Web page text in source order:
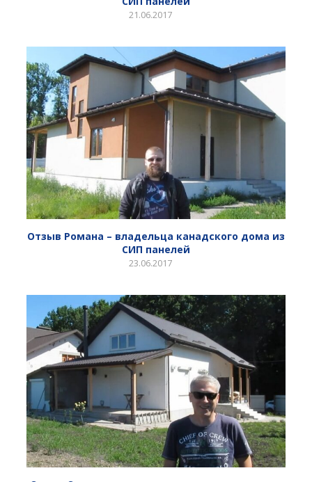
21.06.2017
Отзыв Романа – владельца канадского дома из
СИП панелей
23.06.2017